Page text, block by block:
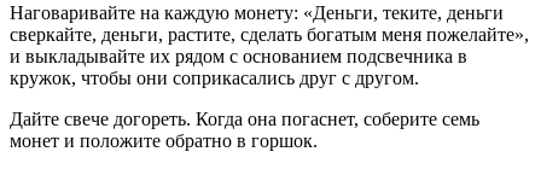
Наговаривайте на каждую монету: «Деньги, теките, деньги
сверкайте, деньги, растите, сделать богатым меня пожелайте»,
и выкладывайте их рядом с основанием подсвечника в
кружок, чтобы они соприкасались друг с другом.
Дайте свече догореть. Когда она погаснет, соберите семь
монет и положите обратно в горшок.